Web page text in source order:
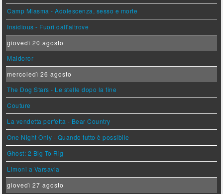
Camp Miasma - Adolescenza, sesso e morte
Insidious - Fuori dall'altrove
giovedì 20 agosto
Maldoror
mercoledì 26 agosto
The Dog Stars - Le stelle dopo la fine
Couture
La vendetta perfetta - Bear Country
One Night Only - Quando tutto è possibile
Ghost: 2 Big To Rig
Limoni a Varsavia
giovedì 27 agosto